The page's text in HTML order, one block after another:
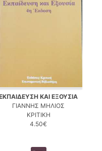
ΚΑΙ ΕΞΟΥΣΙΑ
ΓΙΑΝΝΗΣ ΜΗΛΙΟΣ
ΚΡΙΤΙΚΗ
4.50€